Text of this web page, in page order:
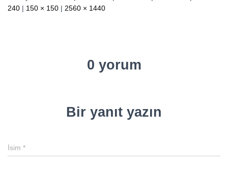
240 | 150 × 150 | 2560 × 1440
0 yorum
Bir yanıt yazın
İsim *